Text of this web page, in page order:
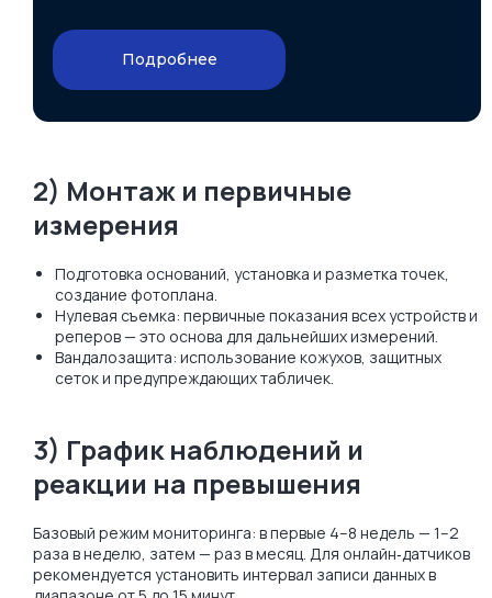
Подробнее
2) Монтаж и первичные
измерения
Подготовка оснований, установка и разметка точек,
создание фотоплана.
Нулевая съемка: первичные показания всех устройств и
реперов — это основа для дальнейших измерений.
Вандалозащита: использование кожухов, защитных
сеток и предупреждающих табличек.
3) График наблюдений и
реакции на превышения
Базовый режим мониторинга: в первые 4–8 недель — 1–2
раза в неделю, затем — раз в месяц. Для онлайн‑датчиков
рекомендуется установить интервал записи данных в